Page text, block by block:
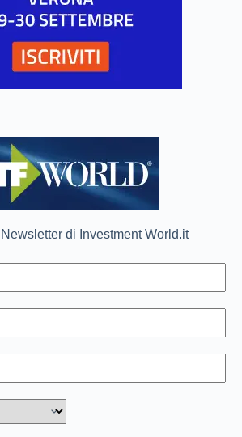
di Investment World.it